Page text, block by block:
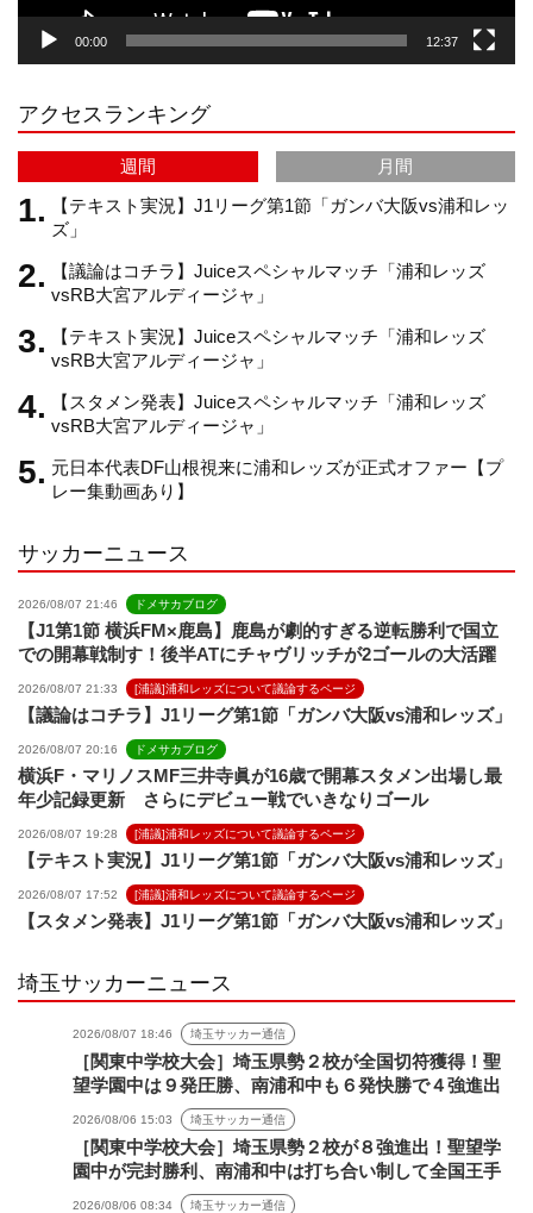
r
a
m
e
C
h
a
00:00 12:37
アクセスランキング
週間
月間
【テキスト実況】J1リーグ第1節「ガンバ大阪vs浦和レッ
ズ」
【議論はコチラ】Juiceスペシャルマッチ「浦和レッズ
vsRB大宮アルディージャ」
【テキスト実況】Juiceスペシャルマッチ「浦和レッズ
vsRB大宮アルディージャ」
【スタメン発表】Juiceスペシャルマッチ「浦和レッズ
vsRB大宮アルディージャ」
元日本代表DF山根視来に浦和レッズが正式オファー【プ
レー集動画あり】
サッカーニュース
2026/08/07 21:46 ドメサカブログ
【J1第1節 横浜FM×鹿島】鹿島が劇的すぎる逆転勝利で国立
での開幕戦制す！後半ATにチャヴリッチが2ゴールの大活躍
2026/08/07 21:33 [浦議]浦和レッズについて議論するページ
【議論はコチラ】J1リーグ第1節「ガンバ大阪vs浦和レッズ」
2026/08/07 20:16 ドメサカブログ
横浜F・マリノスMF三井寺眞が16歳で開幕スタメン出場し最
年少記録更新 さらにデビュー戦でいきなりゴール
2026/08/07 19:28 [浦議]浦和レッズについて議論するページ
【テキスト実況】J1リーグ第1節「ガンバ大阪vs浦和レッズ」
2026/08/07 17:52 [浦議]浦和レッズについて議論するページ
【スタメン発表】J1リーグ第1節「ガンバ大阪vs浦和レッズ」
埼玉サッカーニュース
2026/08/07 18:46 埼玉サッカー通信
［関東中学校大会］埼玉県勢２校が全国切符獲得！聖
望学園中は９発圧勝、南浦和中も６発快勝で４強進出
2026/08/06 15:03 埼玉サッカー通信
［関東中学校大会］埼玉県勢２校が８強進出！聖望学
園中が完封勝利、南浦和中は打ち合い制して全国王手
2026/08/06 08:34 埼玉サッカー通信